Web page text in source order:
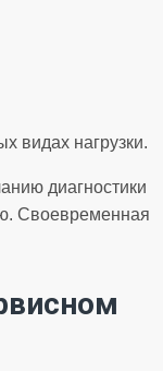
видах нагрузки.
диагностики
Своевременная